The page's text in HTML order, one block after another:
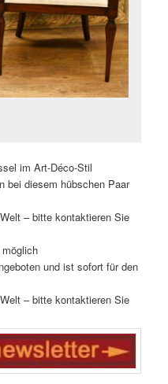
im Art-Déco-Stil
bei diesem hübschen Paar
– bitte kontaktieren Sie
und ist sofort für den
– bitte kontaktieren Sie